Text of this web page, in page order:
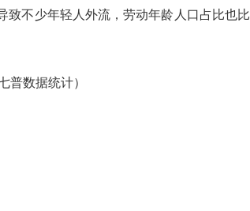
致不少年轻人外流，劳动年龄人口占比也比